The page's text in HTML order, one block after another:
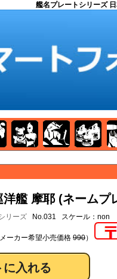
艦名プレートシリーズ
洋艦 摩耶 (ネームプ
リーズ No.031 スケール：non
メーカー希望小売価格 990）
バイク キャラクターガンダム 塗料